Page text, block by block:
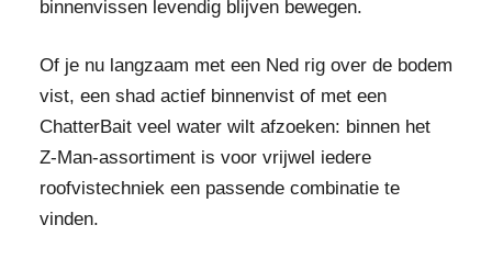
binnenvissen levendig blijven bewegen.
Of je nu langzaam met een Ned rig over de bodem
vist, een shad actief binnenvist of met een
ChatterBait veel water wilt afzoeken: binnen het
Z-Man-assortiment is voor vrijwel iedere
roofvistechniek een passende combinatie te
vinden.